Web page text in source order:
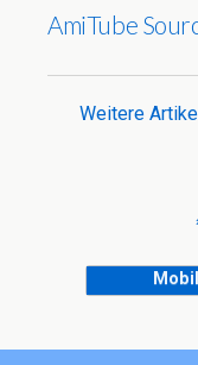
AmiTube
Weitere
Mobil